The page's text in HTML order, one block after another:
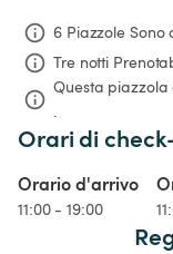
6 Piazzole Sono
Tre notti
Questa
.
Orari di
Orario d'arrivo
11:00 - 19:00